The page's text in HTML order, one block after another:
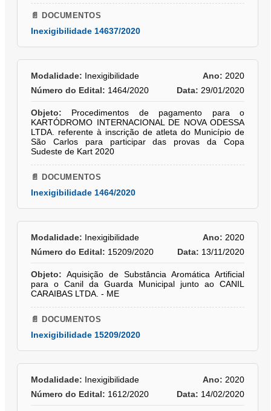
📄 DOCUMENTOS
Inexigibilidade 14637/2020
Modalidade: Inexigibilidade Ano: 2020
Número do Edital: 1464/2020 Data: 29/01/2020
Objeto: Procedimentos de pagamento para o
KARTÓDROMO INTERNACIONAL DE NOVA ODESSA
LTDA. referente à inscrição de atleta do Município de
São Carlos para participar das provas da Copa
Sudeste de Kart 2020
📄 DOCUMENTOS
Inexigibilidade 1464/2020
Modalidade: Inexigibilidade Ano: 2020
Número do Edital: 15209/2020 Data: 13/11/2020
Objeto: Aquisição de Substância Aromática Artificial
para o Canil da Guarda Municipal junto ao CANIL
CARAIBAS LTDA. - ME
📄 DOCUMENTOS
Inexigibilidade 15209/2020
Modalidade: Inexigibilidade Ano: 2020
Número do Edital: 1612/2020 Data: 14/02/2020